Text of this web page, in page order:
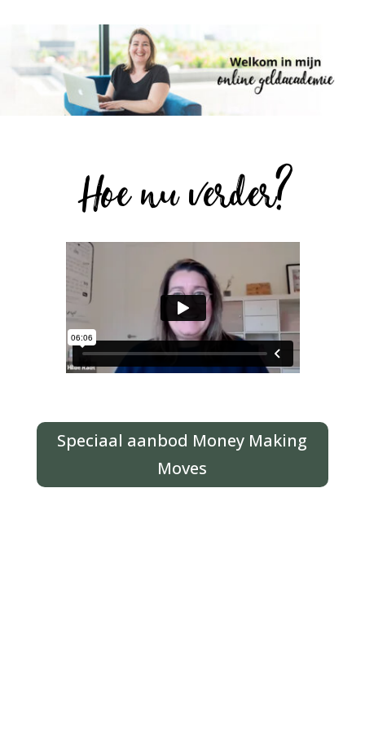
Hoe nu verder?
Speciaal aanbod Money Making
Moves